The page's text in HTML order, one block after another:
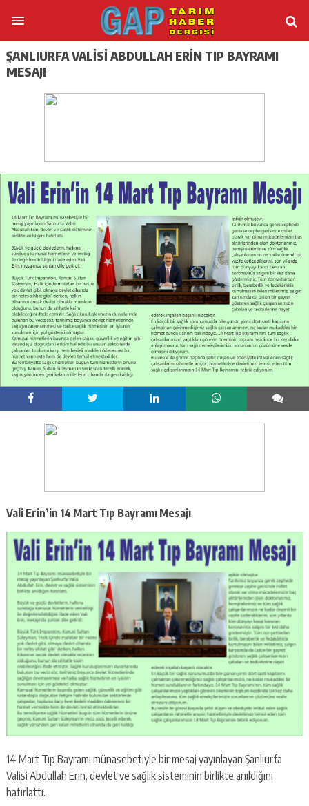
ŞANLIURFA VALİSİ ABDULLAH ERİN TIP BAYRAMI
MESAJI
Vali Erin’in 14 Mart Tıp Bayramı Mesajı
14 Mart Tıp Bayramı münasebetiyle bir mesaj yayınlayan Şanlıurfa
Valisi Abdullah Erin, devlet ve sağlık sisteminin birlikte anıldığını
hatırlattı.